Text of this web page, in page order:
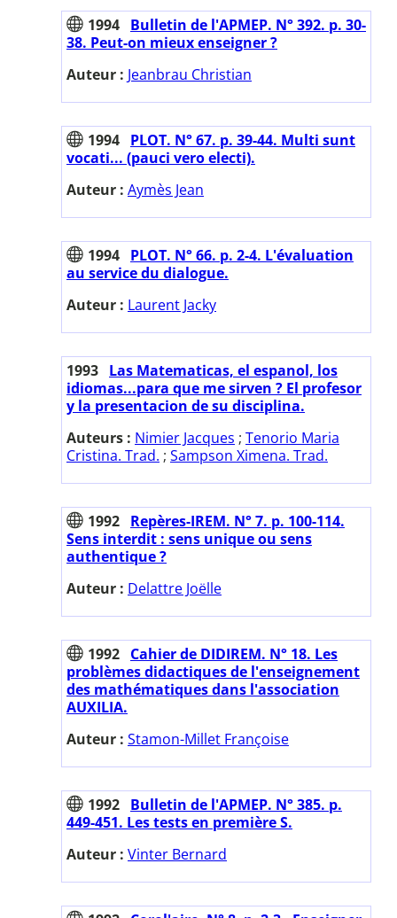
1994 Bulletin de l'APMEP. N° 392. p. 30-
38. Peut-on mieux enseigner ?
Auteur : Jeanbrau Christian
1994 PLOT. N° 67. p. 39-44. Multi sunt
vocati... (pauci vero electi).
Auteur : Aymès Jean
1994 PLOT. N° 66. p. 2-4. L'évaluation
au service du dialogue.
Auteur : Laurent Jacky
1993 Las Matematicas, el espanol, los
idiomas...para que me sirven ? El profesor
y la presentacion de su disciplina.
Auteurs : Nimier Jacques ; Tenorio Maria
Cristina. Trad. ; Sampson Ximena. Trad.
1992 Repères-IREM. N° 7. p. 100-114.
Sens interdit : sens unique ou sens
authentique ?
Auteur : Delattre Joëlle
1992 Cahier de DIDIREM. N° 18. Les
problèmes didactiques de l'enseignement
des mathématiques dans l'association
AUXILIA.
Auteur : Stamon-Millet Françoise
1992 Bulletin de l'APMEP. N° 385. p.
449-451. Les tests en première S.
Auteur : Vinter Bernard